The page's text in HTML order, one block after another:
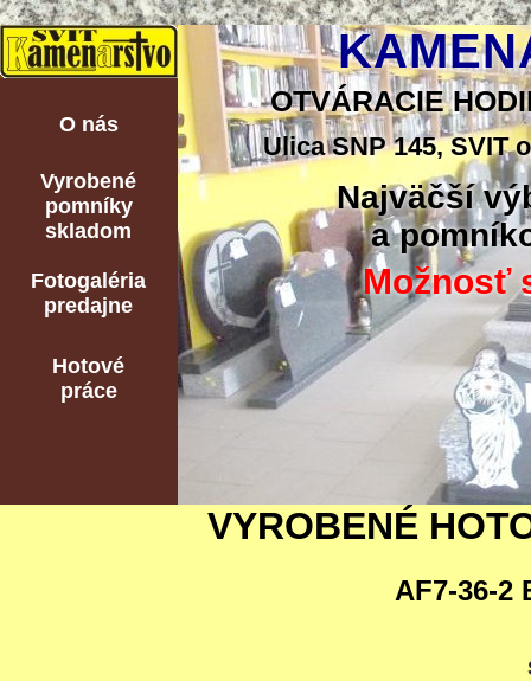
O nás
Vyrobené
pomníky
skladom
Fotogaléria
predajne
Hotové
práce
OTVÁRACIE
Ulica SNP 145, SVIT
Najväčší
a
Možnosť
VYROBENÉ
AF7-36-2